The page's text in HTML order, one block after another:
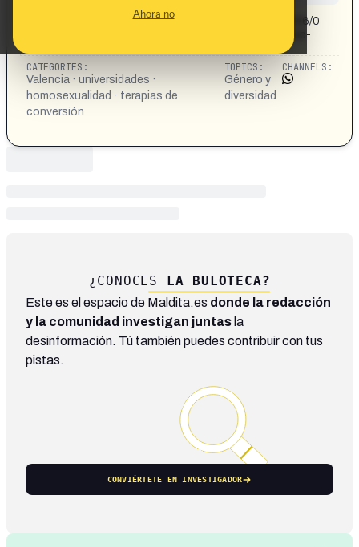
Ahora no
https://www.elperiodicoextremadura.com/sociedad/2026/0
3/02/homofobia-sello-universitario-master-universidad-
CATEGORIES:
Valencia · universidades ·
homosexualidad · terapias de
conversión
TOPICS:
Género y
diversidad
CHANNELS:
¿CONOCES LA BULOTECA?
Este es el espacio de Maldita.es donde la redacción
y la comunidad investigan juntas la
desinformación. Tú también puedes contribuir con tus
pistas.
CONVIÉRTETE EN INVESTIGADOR